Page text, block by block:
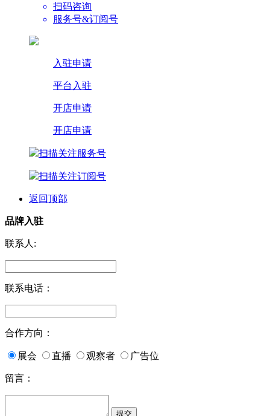
扫码咨询
服务号&订阅号
入驻申请
平台入驻
开店申请
开店申请
扫描关注服务号
扫描关注订阅号
返回顶部
品牌入驻
联系人:
联系电话：
合作方向：
展会 直播 观察者 广告位
留言：